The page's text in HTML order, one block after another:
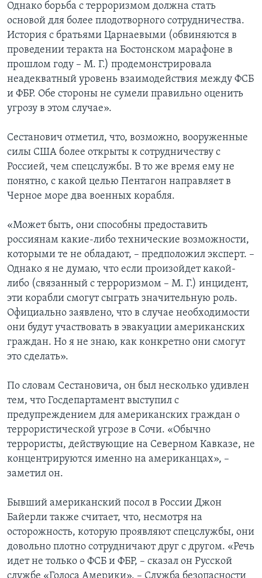
Однако борьба с терроризмом должна стать
основой для более плодотворного сотрудничества.
История с братьями Царнаевыми (обвиняются в
проведении теракта на Бостонском марафоне в
прошлом году – M. Г.) продемонстрировала
неадекватный уровень взаимодействия между ФСБ
и ФБР. Обе стороны не сумели правильно оценить
угрозу в этом случае».
Сестанович отметил, что, возможно, вооруженные
силы США более открыты к сотрудничеству с
Россией, чем спецслужбы. В то же время ему не
понятно, с какой целью Пентагон направляет в
Черное море два военных корабля.
«Может быть, они способны предоставить
россиянам какие-либо технические возможности,
которыми те не обладают, – предположил эксперт. –
Однако я не думаю, что если произойдет какой-
либо (связанный с терроризмом – М. Г.) инцидент,
эти корабли смогут сыграть значительную роль.
Официально заявлено, что в случае необходимости
они будут участвовать в эвакуации американских
граждан. Но я не знаю, как конкретно они смогут
это сделать».
По словам Сестановича, он был несколько удивлен
тем, что Госдепартамент выступил с
предупреждением для американских граждан о
террористической угрозе в Сочи. «Обычно
террористы, действующие на Северном Кавказе, не
концентрируются именно на американцах», –
заметил он.
Бывший американский посол в России Джон
Байерли также считает, что, несмотря на
осторожность, которую проявляют спецслужбы, они
довольно плотно сотрудничают друг с другом. «Речь
идет не только о ФСБ и ФБР, – сказал он Русской